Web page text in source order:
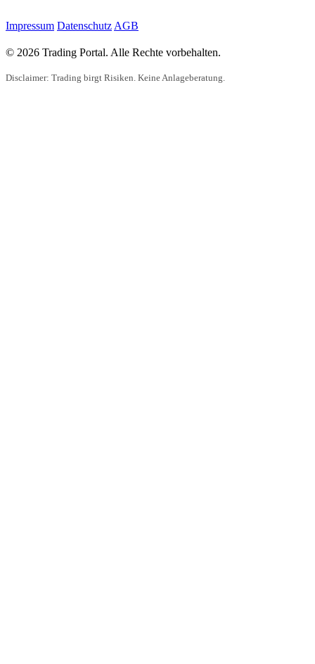
Impressum Datenschutz AGB
© 2026 Trading Portal. Alle Rechte vorbehalten.
Disclaimer: Trading birgt Risiken. Keine Anlageberatung.